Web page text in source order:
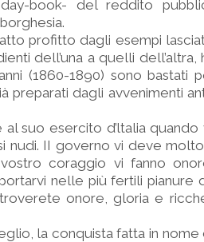
book- del reddito
profitto dagli esempi
dell’una a quelli dell’altra,
(1860-1890) sono bastati
preparati dagli avvenimenti
suo esercito d’ltalia quando
nudi. II governo vi deve
coraggio vi fanno
nelle più fertili pianure
onore, gloria e
la conquista fatta in nome